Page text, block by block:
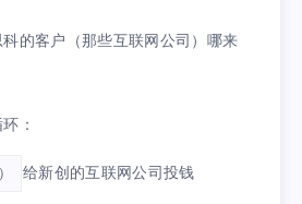
的客户（那些互联网公司）哪来
：
给新创的互联网公司投钱